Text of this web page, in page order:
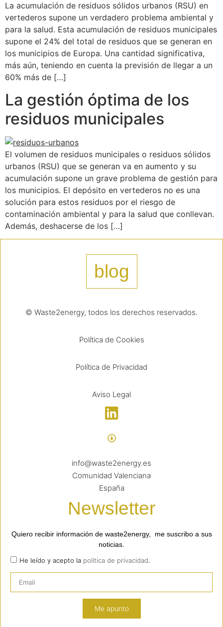
La acumulación de residuos sólidos urbanos (RSU) en
vertederos supone un verdadero problema ambiental y
para la salud. Esta acumulación de residuos municipales
supone el 24% del total de residuos que se generan en
los municipios de Europa. Una cantidad significativa,
más aún, teniendo en cuenta la previsión de llegar a un
60% más de […]
La gestión óptima de los
residuos municipales
El volumen de residuos municipales o residuos sólidos
urbanos (RSU) que se generan va en aumento y su
acumulación supone un grave problema de gestión para
los municipios. El depósito en vertederos no es una
solución para estos residuos por el riesgo de
contaminación ambiental y para la salud que conllevan.
Además, deshacerse de los […]
blog
© Waste2energy, todos los derechos reservados.
Política de Cookies
Política de Privacidad
Aviso Legal
info@waste2energy.es
Comunidad Valenciana
España
Newsletter
Quiero recibir información de waste2energy, me suscribo a sus
noticias.
He leído y acepto la política de privacidad.
Me apunto